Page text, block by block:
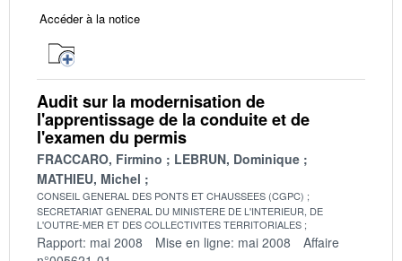
Accéder à la notice
Audit sur la modernisation de
l'apprentissage de la conduite et de
l'examen du permis
FRACCARO, Firmino
LEBRUN, Dominique
MATHIEU, Michel
CONSEIL GENERAL DES PONTS ET CHAUSSEES (CGPC)
SECRETARIAT GENERAL DU MINISTERE DE L'INTERIEUR, DE
L'OUTRE-MER ET DES COLLECTIVITES TERRITORIALES
Rapport: mai 2008 Mise en ligne: mai 2008
Affaire